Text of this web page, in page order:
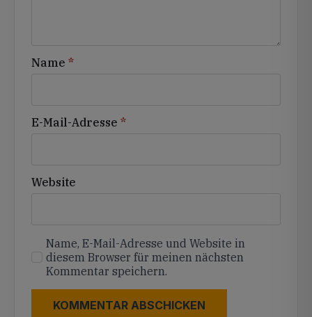
Name *
E-Mail-Adresse *
Website
Name, E-Mail-Adresse und Website in
diesem Browser für meinen nächsten
Kommentar speichern.